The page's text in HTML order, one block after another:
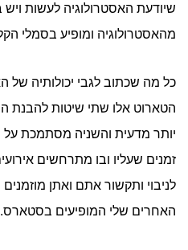
שיודעת האסטרולוגיה לעשות
מהאסטרולוגיה ומופיע בסמלי
כל מה שכתוב לגבי יכולותיה של
הטארוט אלו שתי שיטות להבנת
יותר מדעית והשניה מסתמכת
זמנים שעליו ובו מתרחשים
לניבוי ותקשור אתם ואתן
האחרים שלי המופיעים בסטארס.